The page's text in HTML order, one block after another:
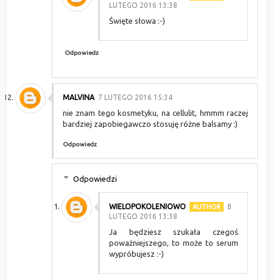
LUTEGO 2016 13:38
Święte słowa :-)
Odpowiedz
MALVINA 7 LUTEGO 2016 15:34
nie znam tego kosmetyku, na cellulit, hmmm raczej
bardziej zapobiegawczo stosuję różne balsamy :)
Odpowiedz
Odpowiedzi
WIELOPOKOLENIOWO
8
LUTEGO 2016 13:38
Ja będziesz szukała czegoś
poważniejszego, to może to serum
wypróbujesz :-)